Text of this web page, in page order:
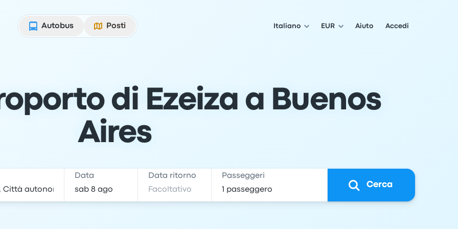
Autobus
Posti Italiano EUR Aiuto Accedi
di Ezeiza a Buenos
Aires
Data Data ritorno Passeggeri
Cerca